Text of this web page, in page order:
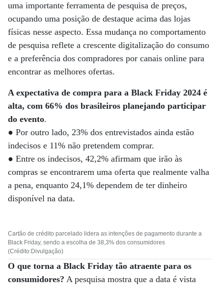
uma importante ferramenta de pesquisa de preços,
ocupando uma posição de destaque acima das lojas
físicas nesse aspecto. Essa mudança no comportamento
de pesquisa reflete a crescente digitalização do consumo
e a preferência dos compradores por canais online para
encontrar as melhores ofertas.
A expectativa de compra para a Black Friday 2024 é
alta, com 66% dos brasileiros planejando participar
do evento.
● Por outro lado, 23% dos entrevistados ainda estão
indecisos e 11% não pretendem comprar.
● Entre os indecisos, 42,2% afirmam que irão às
compras se encontrarem uma oferta que realmente valha
a pena, enquanto 24,1% dependem de ter dinheiro
disponível na data.
Cartão de crédito parcelado lidera as intenções de pagamento durante a
Black Friday, sendo a escolha de 38,3% dos consumidores
(Crédito:Divulgação)
O que torna a Black Friday tão atraente para os
consumidores? A pesquisa mostra que a data é vista